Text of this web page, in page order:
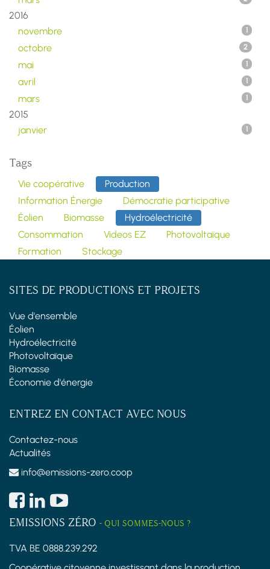
2016
novembre
1
octobre 2
mai 1
avril 1
mars 1
2015
janvier
1
Tags
Vie coopérative
Production
Information Énergie
Démocratie participative
Éolien
Biomasse
Hydroélectricité
Consommation
Videos EZ
Photovoltaïque
Formation
Stockage
SITES DE PRODUCTIONS ET PROJETS
Vue d'ensemble
Éolien
Hydroélectricité
Photovoltaïque
Biomasse
Économie d'énergie
ENTREZ EN CONTACT AVEC NOUS
Contactez-nous
Actualités
info@emissions-zero.coop
EMISSIONS ZÉRO - QUI SOMMES-NOUS ?
TVA BE 0888.239.292